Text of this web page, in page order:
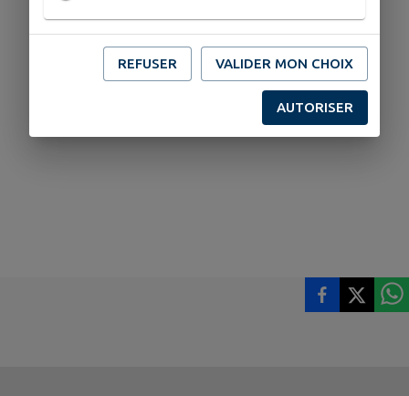
REFUSER VALIDER MON CHOIX
AUTORISER